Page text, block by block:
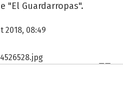
"El Guardarropas".
2018, 08:49